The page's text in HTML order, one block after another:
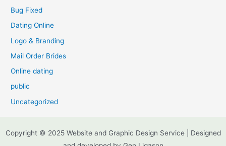
Bug Fixed
Dating Online
Logo & Branding
Mail Order Brides
Online dating
public
Uncategorized
Copyright © 2025 Website and Graphic Design Service | Designed